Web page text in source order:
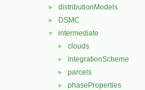
► distributionModels
► DSMC
▼ intermediate
► clouds
► integrationScheme
► parcels
► phaseProperties